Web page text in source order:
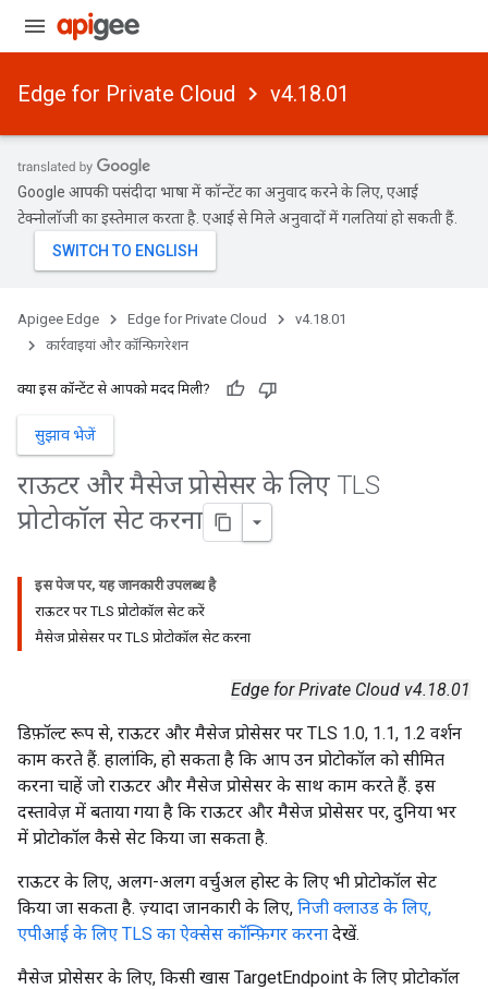
Edge for Private Cloud v4.18.01
Google आपकी पसंदीदा भाषा में कॉन्टेंट का अनुवाद करने के लिए, एआई
टेक्नोलॉजी का इस्तेमाल करता है. एआई से मिले अनुवादों में गलतियां हो सकती हैं.
Apigee Edge Edge for Private Cloud
v4.18.01
कार्रवाइयां और कॉन्फ़िगरेशन
क्या इस कॉन्टेंट से आपको मदद मिली?
सुझाव भेजें
राऊटर और मैसेज प्रोसेसर के लिए TLS
प्रोटोकॉल सेट करना
इस पेज पर, यह जानकारी उपलब्ध है
राऊटर पर TLS प्रोटोकॉल सेट करें
मैसेज प्रोसेसर पर TLS प्रोटोकॉल सेट करना
Edge for Private Cloud v4.18.01
डिफ़ॉल्ट रूप से, राऊटर और मैसेज प्रोसेसर पर TLS 1.0, 1.1, 1.2 वर्शन
काम करते हैं. हालांकि, हो सकता है कि आप उन प्रोटोकॉल को सीमित
करना चाहें जो राऊटर और मैसेज प्रोसेसर के साथ काम करते हैं. इस
दस्तावेज़ में बताया गया है कि राऊटर और मैसेज प्रोसेसर पर, दुनिया भर
में प्रोटोकॉल कैसे सेट किया जा सकता है.
राऊटर के लिए, अलग-अलग वर्चुअल होस्ट के लिए भी प्रोटोकॉल सेट
किया जा सकता है. ज़्यादा जानकारी के लिए, निजी क्लाउड के लिए,
एपीआई के लिए TLS का ऐक्सेस कॉन्फ़िगर करना देखें.
मैसेज प्रोसेसर के लिए, किसी खास TargetEndpoint के लिए प्रोटोकॉल